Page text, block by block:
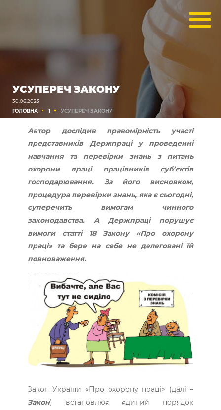
УСУПЕРЕЧ ЗАКОНУ
30.06.2023
ГОЛОВНА
1 УСУПЕРЕЧ ЗАКОНУ
Автор дослідив правомірність участі
представників Держпраці у проведенні
навчання та перевірки знань з питань
охорони праці працівників суб’єктів
господарювання. За його висновком,
процедура перевірки знань, яка є сьогодні,
суперечить вимогам чинного
законодавства. А Держпраці порушує
вимоги статті 18 Закону «Про охорону
праці» та бере на себе не делеговані їй
повноваження.
Закон України «Про охорону праці» (далі –
Закон) встановлює єдиний порядок